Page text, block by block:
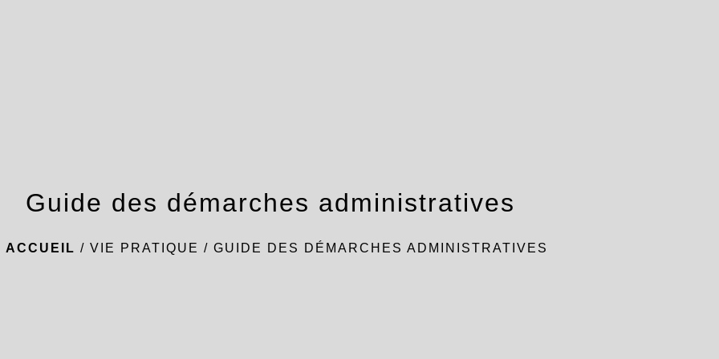
Guide des démarches administratives
ACCUEIL / VIE PRATIQUE / GUIDE DES DÉMARCHES ADMINISTRATIVES